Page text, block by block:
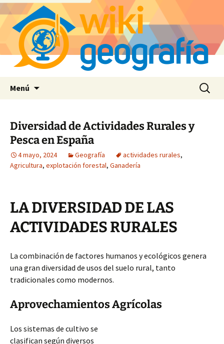
Menú Buscar:
Diversidad de Actividades Rurales y
Pesca en España
4 mayo, 2024 Geografía actividades rurales,
Agricultura, explotación forestal, Ganadería
LA DIVERSIDAD DE LAS
ACTIVIDADES RURALES
La combinación de factores humanos y ecológicos genera
una gran diversidad de usos del suelo rural, tanto
tradicionales como modernos.
Aprovechamientos Agrícolas
Los sistemas de cultivo se
clasifican según diversos